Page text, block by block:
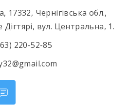
17332, Чернігівська обл.,
Дігтярі, вул. Центральна, 1.
220-52-85